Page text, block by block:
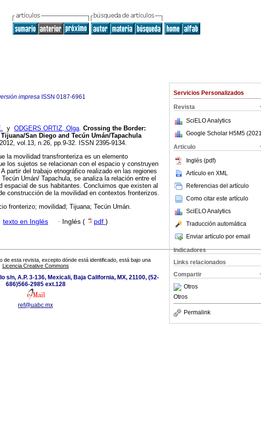
Servicios Personalizados
Revista
SciELO Analytics
Google Scholar H5M5 (2021
Articulo
Inglés (pdf)
Artículo en XML
Referencias del artículo
Como citar este artículo
SciELO Analytics
Traducción automática
Enviar artículo por email
Indicadores
Links relacionados
Compartir
Otros
Otros
Permalink
impresa ISSN 0187-6961
y ODGERS ORTIZ, Olga. Crossing the Border:
San Diego and Tecún Umán/Tapachula
vol.13, n.26, pp.9-32. ISSN 2395-9134.
la movilidad transfronteriza es un elemento
los sujetos se relacionan con el espacio y construyen
partir del trabajo etnográfico realizado en las regiones
Umán/ Tapachula, se analiza la relación entre el
espacial de sus habitantes. Concluimos que existen al
construcción de la movilidad en contextos fronterizos.
fronterizo; movilidad; Tijuana; Tecún Umán.
texto en Inglés · Inglés ( pdf )
de esta revista, excepto dónde está identificado, está bajo una
Licencia Creative Commons
s/n, A.P. 3-136, Mexicali, Baja California, MX, 21100, (52-
686)566-2985 ext.128
ref@uabc.mx